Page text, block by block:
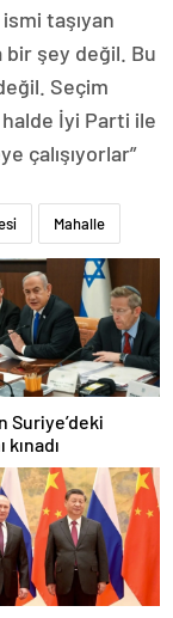
taşıyan
bir şey değil. Bu
Seçim
halde İyi Parti ile
çalışıyorlar”
Mahalle
Suriye’deki
kınadı